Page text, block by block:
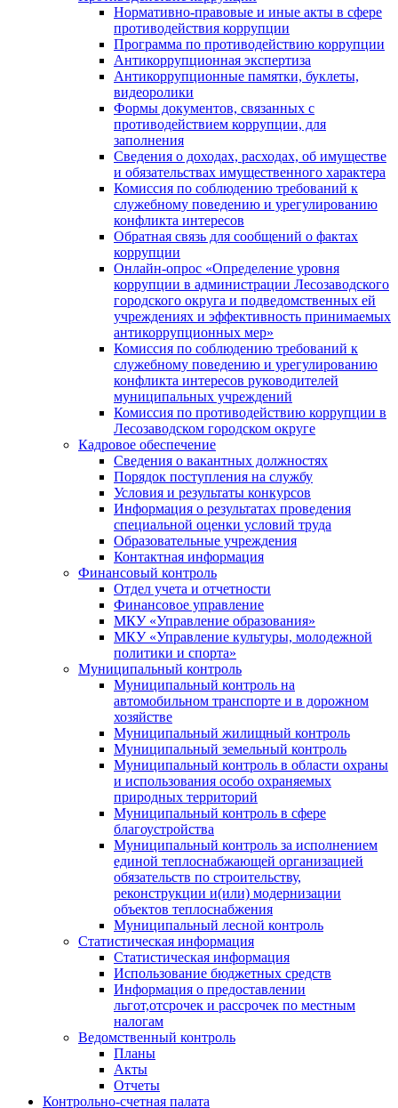
Нормативно-правовые и иные акты в сфере
противодействия коррупции
Программа по противодействию коррупции
Антикоррупционная экспертиза
Антикоррупционные памятки, буклеты,
видеоролики
Формы документов, связанных с
противодействием коррупции, для
заполнения
Сведения о доходах, расходах, об имуществе
и обязательствах имущественного характера
Комиссия по соблюдению требований к
служебному поведению и урегулированию
конфликта интересов
Обратная связь для сообщений о фактах
коррупции
Онлайн-опрос «Определение уровня
коррупции в администрации Лесозаводского
городского округа и подведомственных ей
учреждениях и эффективность принимаемых
антикоррупционных мер»
Комиссия по соблюдению требований к
служебному поведению и урегулированию
конфликта интересов руководителей
муниципальных учреждений
Комиссия по противодействию коррупции в
Лесозаводском городском округе
Кадровое обеспечение
Сведения о вакантных должностях
Порядок поступления на службу
Условия и результаты конкурсов
Информация о результатах проведения
специальной оценки условий труда
Образовательные учреждения
Контактная информация
Финансовый контроль
Отдел учета и отчетности
Финансовое управление
МКУ «Управление образования»
МКУ «Управление культуры, молодежной
политики и спорта»
Муниципальный контроль
Муниципальный контроль на
автомобильном транспорте и в дорожном
хозяйстве
Муниципальный жилищный контроль
Муниципальный земельный контроль
Муниципальный контроль в области охраны
и использования особо охраняемых
природных территорий
Муниципальный контроль в сфере
благоустройства
Муниципальный контроль за исполнением
единой теплоснабжающей организацией
обязательств по строительству,
реконструкции и(или) модернизации
объектов теплоснабжения
Муниципальный лесной контроль
Статистическая информация
Статистическая информация
Использование бюджетных средств
Информация о предоставлении
льгот,отсрочек и рассрочек по местным
налогам
Ведомственный контроль
Планы
Акты
Отчеты
Контрольно-счетная палата